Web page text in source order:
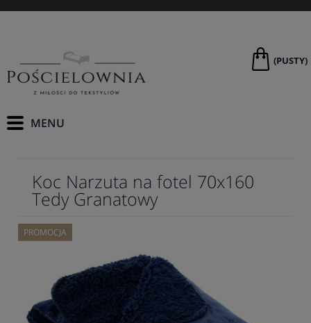
(PUSTY)
Koc Narzuta na fotel 70x160
Tedy Granatowy
PROMOCJA